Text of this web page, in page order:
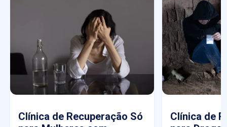
Clínica de Recuperação Só
Clínica de